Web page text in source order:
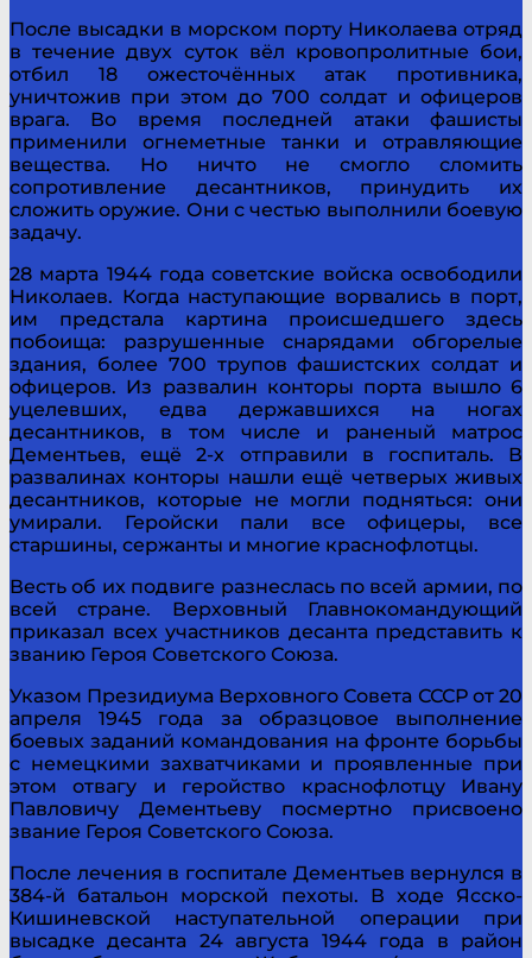
После высадки в морском порту Николаева отряд
в течение двух суток вёл кровопролитные бои,
отбил 18 ожесточённых атак противника,
уничтожив при этом до 700 солдат и офицеров
врага. Во время последней атаки фашисты
применили огнеметные танки и отравляющие
вещества. Но ничто не смогло сломить
сопротивление десантников, принудить их
сложить оружие. Они с честью выполнили боевую
задачу.
28 марта 1944 года советские войска освободили
Николаев. Когда наступающие ворвались в порт,
им предстала картина происшедшего здесь
побоища: разрушенные снарядами обгорелые
здания, более 700 трупов фашистских солдат и
офицеров. Из развалин конторы порта вышло 6
уцелевших, едва державшихся на ногах
десантников, в том числе и раненый матрос
Дементьев, ещё 2-х отправили в госпиталь. В
развалинах конторы нашли ещё четверых живых
десантников, которые не могли подняться: они
умирали. Геройски пали все офицеры, все
старшины, сержанты и многие краснофлотцы.
Весть об их подвиге разнеслась по всей армии, по
всей стране. Верховный Главнокомандующий
приказал всех участников десанта представить к
званию Героя Советского Союза.
Указом Президиума Верховного Совета СССР от 20
апреля 1945 года за образцовое выполнение
боевых заданий командования на фронте борьбы
с немецкими захватчиками и проявленные при
этом отвагу и геройство краснофлотцу Ивану
Павловичу Дементьеву посмертно присвоено
звание Героя Советского Союза.
После лечения в госпитале Дементьев вернулся в
384-й батальон морской пехоты. В ходе Ясско-
Кишиневской наступательной операции при
высадке десанта 24 августа 1944 года в район